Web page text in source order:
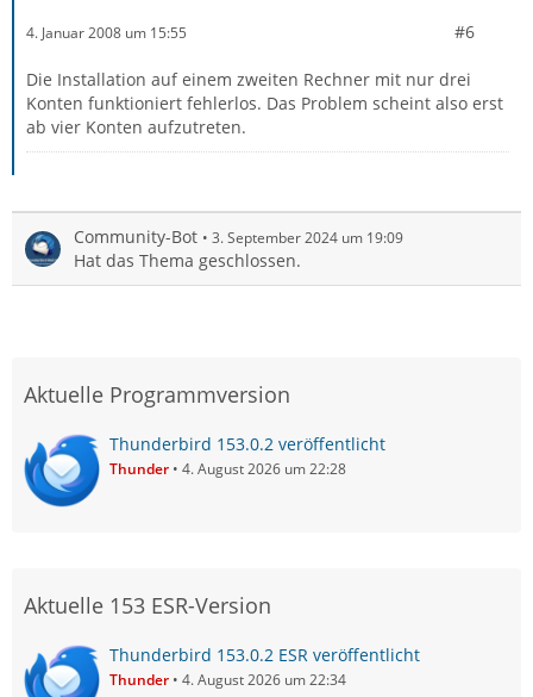
4. Januar 2008 um 15:55 #6
Die Installation auf einem zweiten Rechner mit nur drei
Konten funktioniert fehlerlos. Das Problem scheint also erst
ab vier Konten aufzutreten.
Community-Bot 3. September 2024 um 19:09
Hat das Thema geschlossen.
Aktuelle Programmversion
Thunderbird 153.0.2 veröffentlicht
Thunder 4. August 2026 um 22:28
Aktuelle 153 ESR-Version
Thunderbird 153.0.2 ESR veröffentlicht
Thunder 4. August 2026 um 22:34